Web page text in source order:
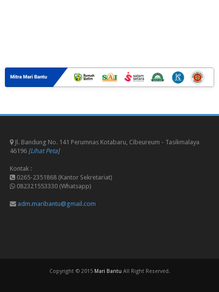
Jl. Bandung No. 141 Perumnas Kotabaru, Cibeureum - Tasikmalaya
46196 [Lihat Peta]
Kontak :
0265-2351868 (Kantor Sekretariat)
082321553330 (Whatsapp)
adm.maribantu@gmail.com
Copyright © 2015 Mari Bantu All Right Reserved.